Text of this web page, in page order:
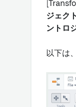
ジェク
ントロ
以下は